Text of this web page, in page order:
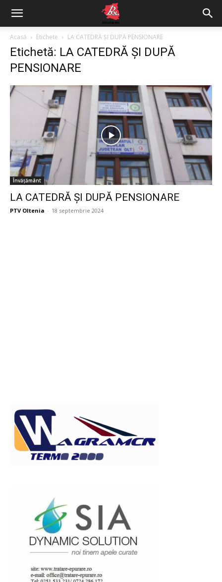
Acasă Etichete LA CATEDRĂ ȘI DUPĂ PENSIONARE
Etichetă: LA CATEDRĂ ȘI DUPĂ
PENSIONARE
Învățământ
LA CATEDRĂ ȘI DUPĂ PENSIONARE
PTV Oltenia - 18 septembrie 2024